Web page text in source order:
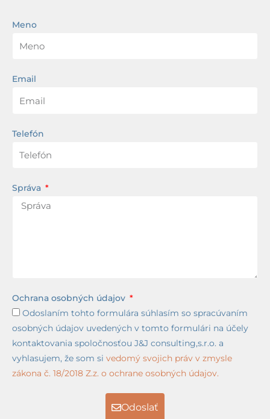
Meno
Email
Telefón
Správa
Ochrana osobných údajov
Odoslaním tohto formulára súhlasím so spracúvaním
osobných údajov uvedených v tomto formulári na účely
kontaktovania spoločnosťou J&J consulting,s.r.o. a
vyhlasujem, že som si vedomý svojich práv v zmysle
zákona č. 18/2018 Z.z. o ochrane osobných údajov.
Odoslať